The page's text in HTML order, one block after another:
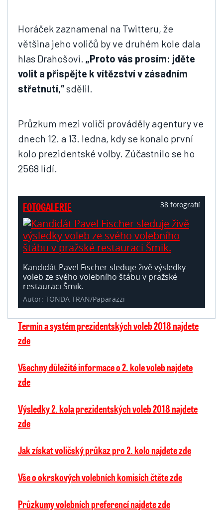
Horáček zaznamenal na Twitteru, že
většina jeho voličů by ve druhém kole dala
hlas Drahošovi. „Proto vás prosím: jděte
volit a přispějte k vítězství v zásadním
střetnutí,“sdělil.
Průzkum mezi voliči prováděly agentury ve
dnech 12. a 13. ledna, kdy se konalo první
kolo prezidentské volby. Zúčastnilo se ho
2568 lidí.
FOTOGALERIE 38 fotografií
Kandidát Pavel Fischer sleduje živě výsledky
voleb ze svého volebního štábu v pražské
restauraci Šmik.
Autor: TONDA TRAN/Paparazzi
Termín a systém prezidentských voleb 2018 najdete
zde
Všechny důležité informace o 2. kole voleb najdete
zde
Výsledky 2. kola prezidentských voleb 2018 najdete
zde
Jak získat voličský průkaz pro 2. kolo najdete zde
Vše o okrskových volebních komisích čtěte zde
Průzkumy volebních preferencí najdete zde